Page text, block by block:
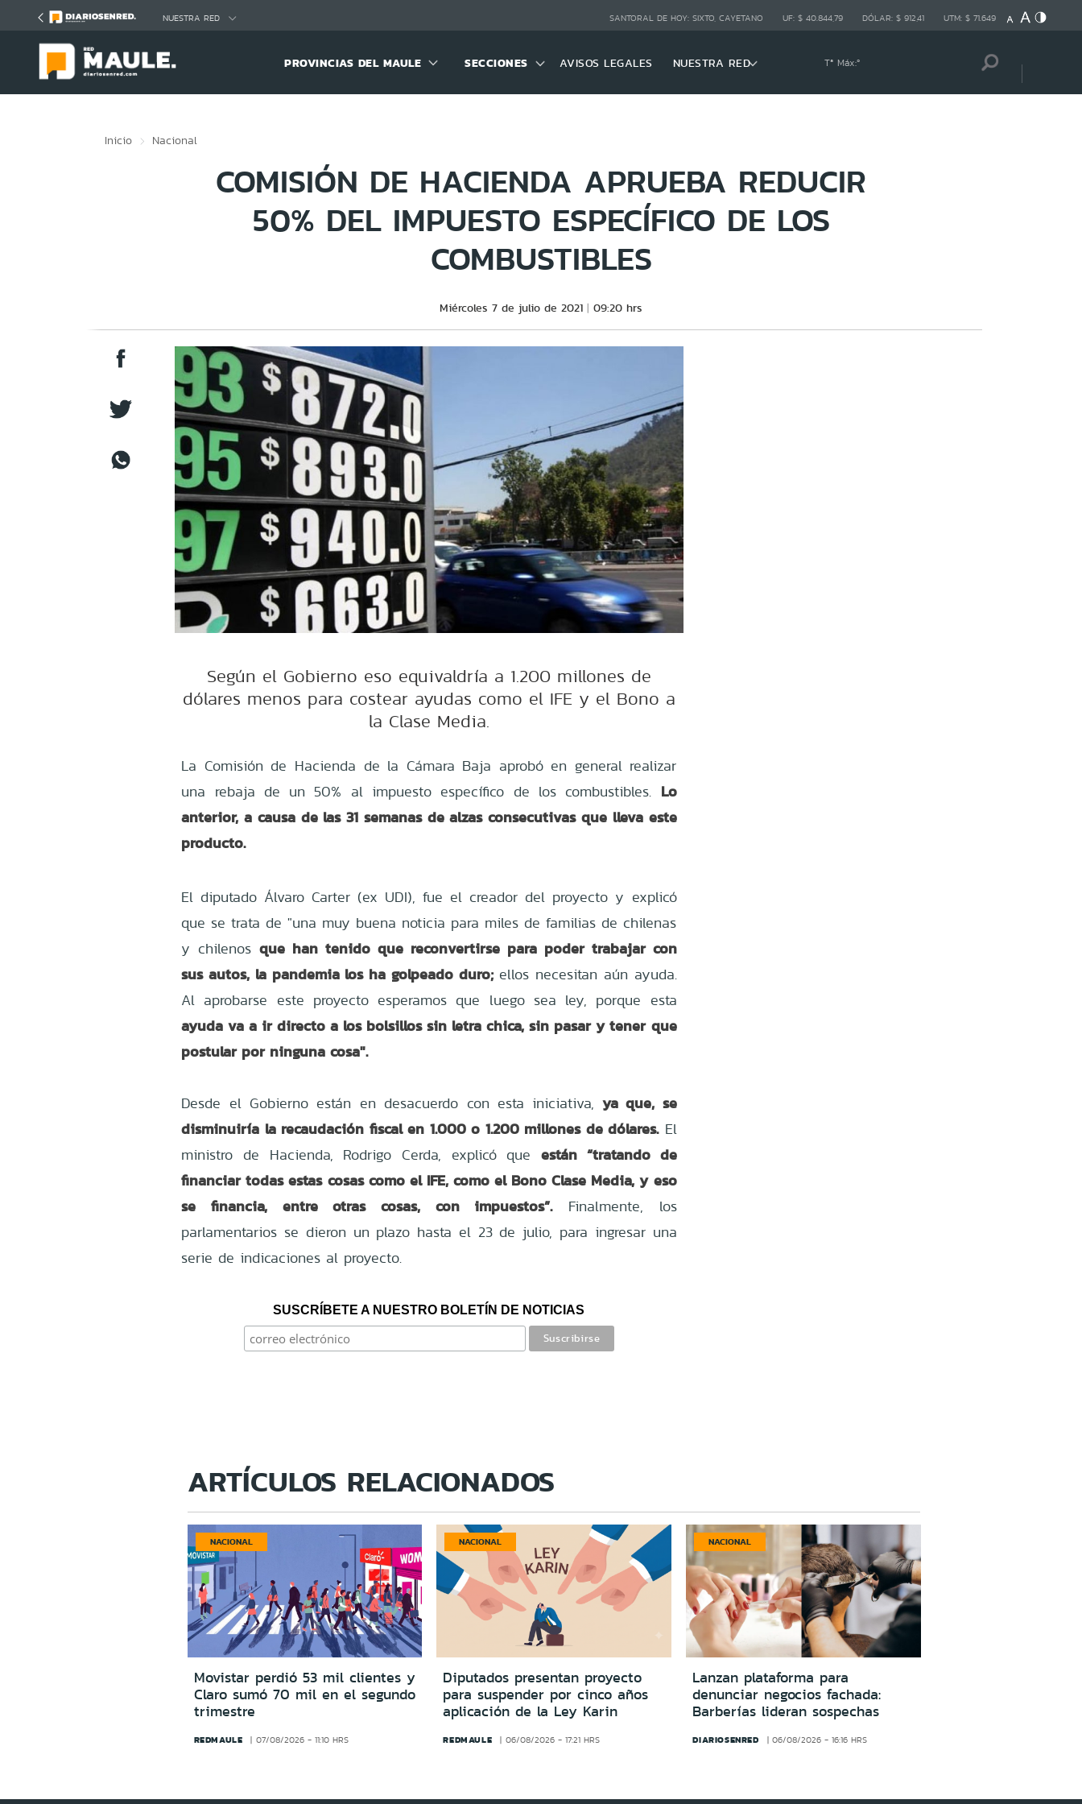
NUESTRA RED SANTORAL DE HOY: SIXTO, CAYETANO UF: $ 40.844,79 DÓLAR: $ 912,41 UTM: $ 71.649
PROVINCIAS DEL MAULE SECCIONES AVISOS LEGALES NUESTRA RED Tª Máx:º
Inicio Nacional
COMISIÓN DE HACIENDA APRUEBA REDUCIR
50% DEL IMPUESTO ESPECÍFICO DE LOS
COMBUSTIBLES
Miércoles 7 de julio de 2021 09:20 hrs
Según el Gobierno eso equivaldría a 1.200 millones de
dólares menos para costear ayudas como el IFE y el Bono a
la Clase Media.
La Comisión de Hacienda de la Cámara Baja aprobó en general realizar
una rebaja de un 50% al impuesto específico de los combustibles. Lo
anterior, a causa de las 31 semanas de alzas consecutivas que lleva este
producto.
El diputado Álvaro Carter (ex UDI), fue el creador del proyecto y explicó
que se trata de "una muy buena noticia para miles de familias de chilenas
y chilenosque han tenido que reconvertirse para poder trabajar con
sus autos, la pandemia los ha golpeado duro;ellos necesitan aún ayuda.
Al aprobarse este proyecto esperamos que luego sea ley, porque esta
ayuda va a ir directo a los bolsillos sin letra chica, sin pasar y tener que
postular por ninguna cosa".
Desde el Gobierno están en desacuerdo con esta iniciativa, ya que, se
disminuiría la recaudación fiscal en 1.000 o 1.200 millones de dólares.El
ministro de Hacienda, Rodrigo Cerda, explicó queestán “tratando de
financiar todas estas cosas como el IFE, como el Bono Clase Media, y eso
se financia, entre otras cosas, con impuestos”.Finalmente, los
parlamentarios se dieron un plazo hasta el 23 de julio, para ingresar una
serie de indicaciones al proyecto.
SUSCRÍBETE A NUESTRO BOLETÍN DE NOTICIAS
ARTÍCULOS RELACIONADOS
NACIONAL
Movistar perdió 53 mil clientes y
Claro sumó 70 mil en el segundo
trimestre
REDMAULE 07/08/2026 - 11:10 HRS
NACIONAL
Diputados presentan proyecto
para suspender por cinco años
aplicación de la Ley Karin
REDMAULE 06/08/2026 - 17:21 HRS
NACIONAL
Lanzan plataforma para
denunciar negocios fachada:
Barberías lideran sospechas
DIARIOSENRED 06/08/2026 - 16:16 HRS